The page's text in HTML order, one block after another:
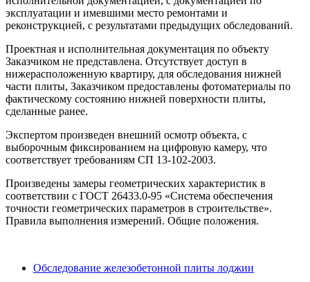
эксплуатации и имевшими место ремонтами и
реконструкцией, с результатами предыдущих обследований.
Проектная и исполнительная документация по объекту
Заказчиком не представлена. Отсутствует доступ в
нижерасположенную квартиру, для обследования нижней
части плиты, Заказчиком предоставлены фотоматериалы по
фактическому состоянию нижней поверхности плиты,
сделанные ранее.
Экспертом произведен внешний осмотр объекта, с
выборочным фиксированием на цифровую камеру, что
соответствует требованиям СП 13-102-2003.
Произведены замеры геометрических характеристик в
соответствии с ГОСТ 26433.0-95 «Система обеспечения
точности геометрических параметров в строительстве».
Правила выполнения измерений. Общие положения.
Обследование железобетонной плиты лоджии